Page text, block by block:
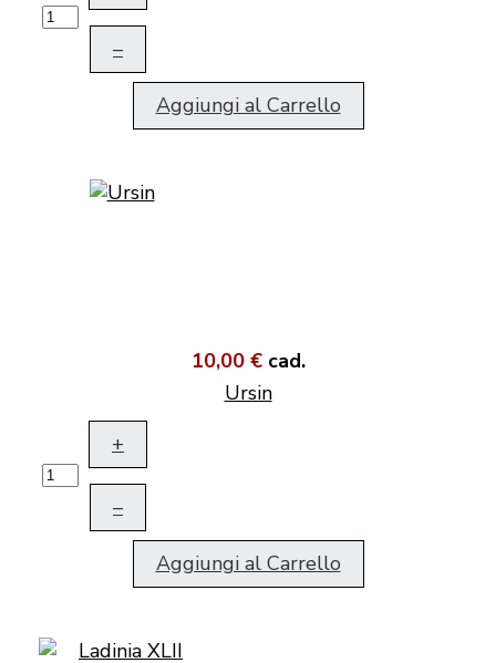
–
Aggiungi al Carrello
10,00 € cad.
Ursin
+
–
Aggiungi al Carrello